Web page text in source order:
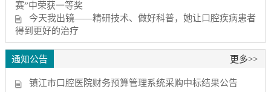
赛”中荣获一等奖
今天我出镜——精研技术、做好科普，她让口腔疾病患者
得到更好的治疗
通知公告 更多>>
镇江市口腔医院财务预算管理系统采购中标结果公告